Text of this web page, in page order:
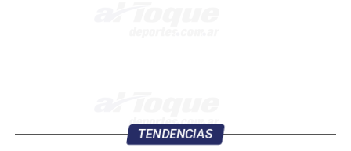
TENDENCIAS